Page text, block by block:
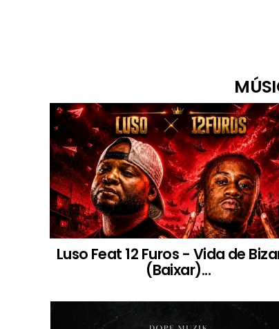
Luso Feat 12 Furos - Vida de
(Baixar)...